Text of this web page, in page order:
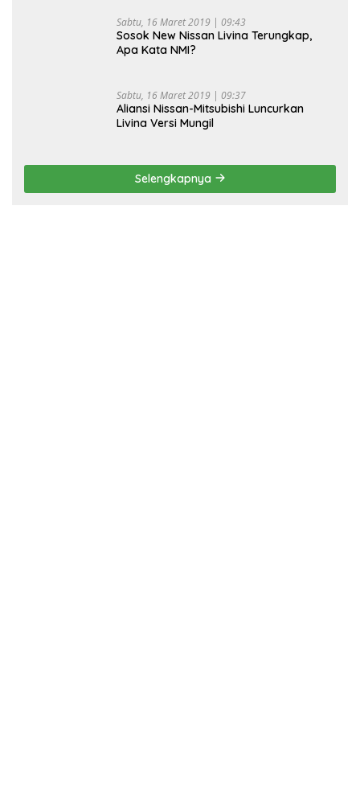
Sabtu, 16 Maret 2019 | 09:43
Sosok New Nissan Livina Terungkap,
Apa Kata NMI?
Sabtu, 16 Maret 2019 | 09:37
Aliansi Nissan-Mitsubishi Luncurkan
Livina Versi Mungil
Selengkapnya